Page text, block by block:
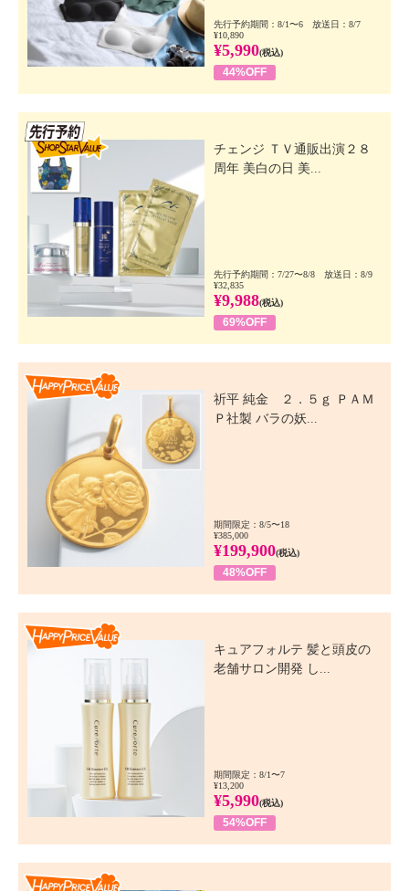
先行予約期間：8/1〜6 放送日：8/7
¥10,890
¥5,990(税込)
44%OFF
チェンジ ＴＶ通販出演２８
周年 美白の日 美...
先行予約期間：7/27〜8/8 放送日：8/9
¥32,835
¥9,988(税込)
69%OFF
祈平 純金 ２．５ｇ ＰＡＭ
Ｐ社製 バラの妖...
期間限定：8/5〜18
¥385,000
¥199,900(税込)
48%OFF
キュアフォルテ 髪と頭皮の
老舗サロン開発 し...
期間限定：8/1〜7
¥13,200
¥5,990(税込)
54%OFF